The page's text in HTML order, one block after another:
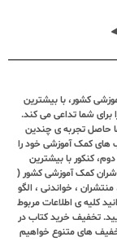
کشور، با بیشترین
برای شما تداعی می کند.
ها حاصل تجربه ی چندین
های کمک آموزشی خود را
کنکور با بیشترین
کمک آموزشی کشور (
، خواندنی ، الگو
کلیه ی اطلاعات مربوط
تخفیف خرید کتاب در
های متنوع خواهیم